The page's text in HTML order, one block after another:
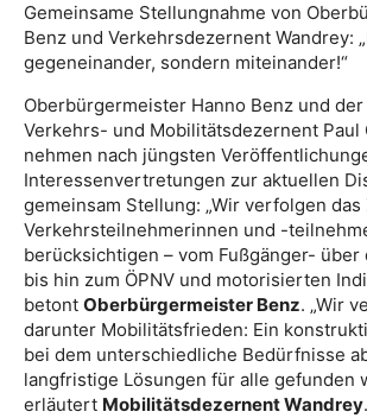
Gemeinsame Stellungnahme von
Benz und Verkehrsdezernent Wandrey:
gegeneinander, sondern miteinander!“
Oberbürgermeister Hanno Benz und
Verkehrs- und Mobilitätsdezernent Paul
nehmen nach jüngsten
Interessenvertretungen zur aktuellen
gemeinsam Stellung: „Wir verfolgen das
Verkehrsteilnehmerinnen und -
berücksichtigen – vom Fußgänger- über
bis hin zum ÖPNV und motorisierten
betont Oberbürgermeister Benz. „Wir
darunter Mobilitätsfrieden: Ein
bei dem unterschiedliche Bedürfnisse
langfristige Lösungen für alle gefunden
erläutert Mobilitätsdezernent Wandrey.